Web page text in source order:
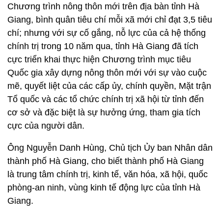
Chương trình nông thôn mới trên địa bàn tỉnh Hà
Giang, bình quân tiêu chí mỗi xã mới chỉ đạt 3,5 tiêu
chí; nhưng với sự cố gắng, nỗ lực của cả hệ thống
chính trị trong 10 năm qua, tỉnh Hà Giang đã tích
cực triển khai thực hiện Chương trình mục tiêu
Quốc gia xây dựng nông thôn mới với sự vào cuộc
mẽ, quyết liệt của các cấp ủy, chính quyền, Mặt trận
Tổ quốc và các tổ chức chính trị xã hội từ tỉnh đến
cơ sở và đặc biệt là sự hưởng ứng, tham gia tích
cực của người dân.
Ông Nguyễn Danh Hùng, Chủ tịch Ủy ban Nhân dân
thành phố Hà Giang, cho biết thành phố Hà Giang
là trung tâm chính trị, kinh tế, văn hóa, xã hội, quốc
phòng-an ninh, vùng kinh tế động lực của tỉnh Hà
Giang.